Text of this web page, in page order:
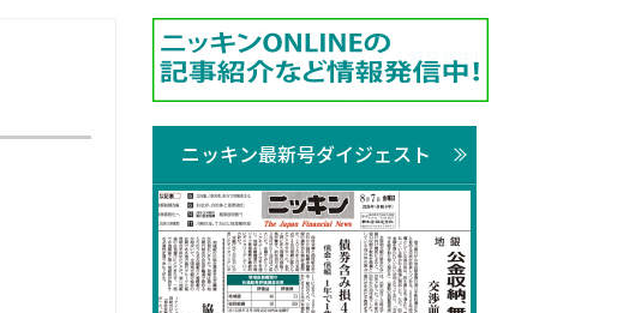
ニッキン最新号ダイジェスト